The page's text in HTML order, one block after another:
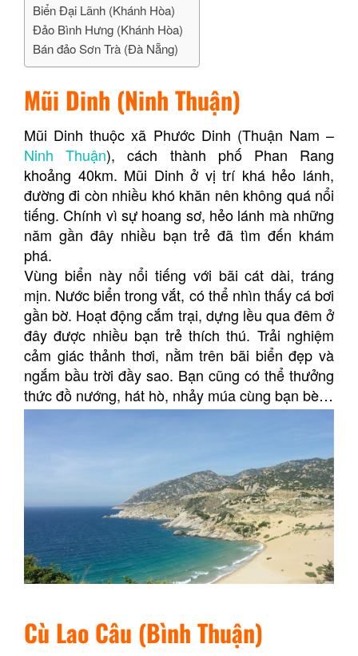
Biển Đại Lãnh (Khánh Hòa)
Đảo Bình Hưng (Khánh Hòa)
Bán đảo Sơn Trà (Đà Nẵng)
Mũi Dinh (Ninh Thuận)
Mũi Dinh thuộc xã Phước Dinh (Thuận Nam –
Ninh Thuận), cách thành phố Phan Rang
khoảng 40km. Mũi Dinh ở vị trí khá hẻo lánh,
đường đi còn nhiều khó khăn nên không quá nổi
tiếng. Chính vì sự hoang sơ, hẻo lánh mà những
năm gần đây nhiều bạn trẻ đã tìm đến khám
phá.
Vùng biển này nổi tiếng với bãi cát dài, tráng
mịn. Nước biển trong vắt, có thể nhìn thấy cá bơi
gần bờ. Hoạt động cắm trại, dựng lều qua đêm ở
đây được nhiều bạn trẻ thích thú. Trải nghiệm
cảm giác thảnh thơi, nằm trên bãi biển đẹp và
ngắm bầu trời đầy sao. Bạn cũng có thể thưởng
thức đồ nướng, hát hò, nhảy múa cùng bạn bè…
Cù Lao Câu (Bình Thuận)